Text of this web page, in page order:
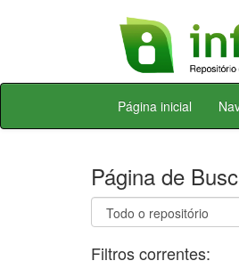
Skip
Página inicial
Página de
Filtros correntes: